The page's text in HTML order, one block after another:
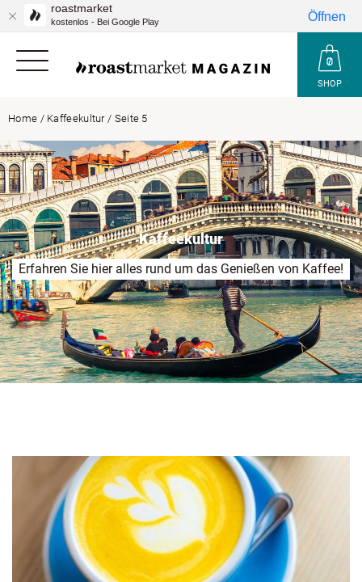
SHOP
Home / Kaffeekultur/ Seite 5
Kaffeekultur
Erfahren Sie hier alles rund um das Genießen von Kaffee!
roastmarket
kostenlos - Bei Google Play Öffnen